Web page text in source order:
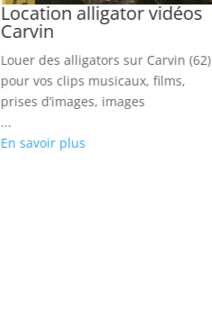
Location alligator vidéos
Carvin
Louer des alligators sur Carvin (62)
pour vos clips musicaux, films,
prises d’images, images
...
En savoir plus